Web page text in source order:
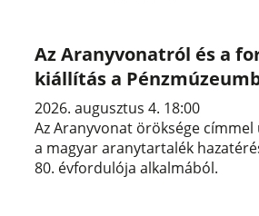
Az Aranyvonatról és a
kiállítás a
2026. augusztus 4. 18:00
Az Aranyvonat öröksége
a magyar aranytartalék
80. évfordulója alkalmából.